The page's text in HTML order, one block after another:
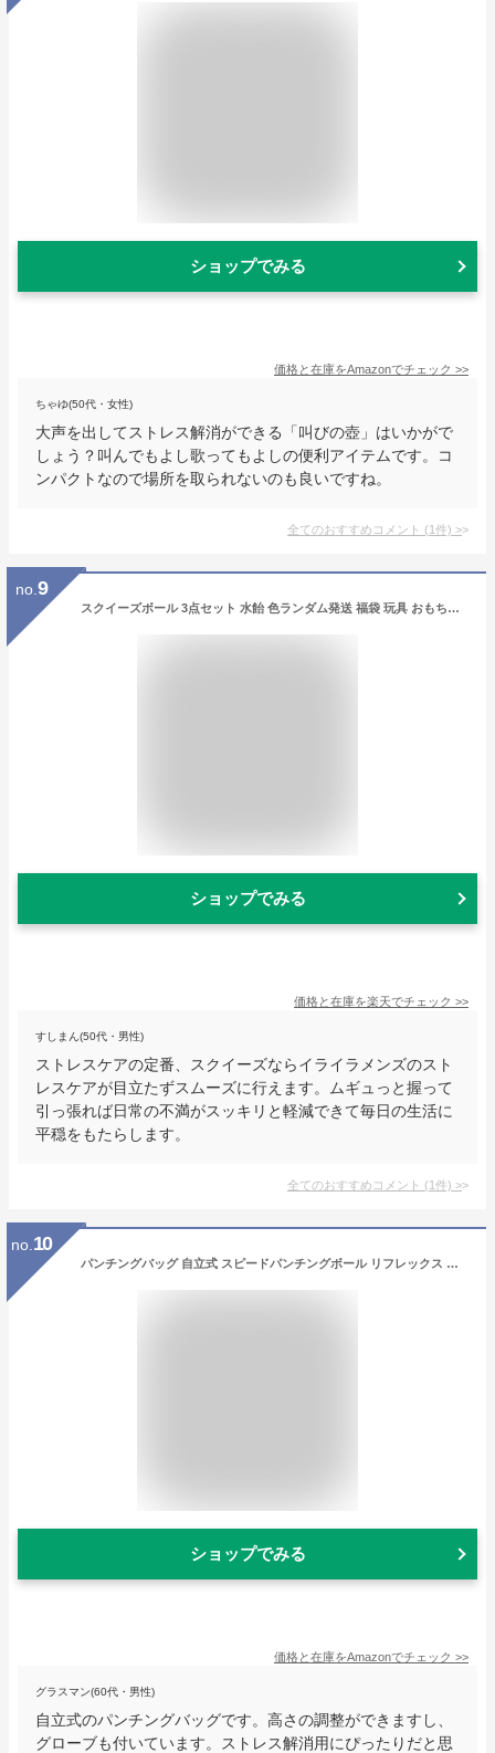
ショップでみる
価格と在庫をAmazonでチェック >>
ちゃゆ(50代・女性)
大声を出してストレス解消ができる「叫びの壺」はいかがで
しょう？叫んでもよし歌ってもよしの便利アイテムです。コ
ンパクトなので場所を取られないのも良いですね。
全てのおすすめコメント (1件) >
no. 9
スクイーズボール 3点セット 水飴 色ランダム発送 福袋 玩具 おもちゃ fidget toy ストレス解消 発散 グッズ 知育 景品 かわいい おもしろ プレゼント 殴る 握る 触感 可愛い キット ギフト 減圧 面白いデザイン 低反発 イライラ解消グッズ 子供 大人兼用 メール便送料無料
ショップでみる
価格と在庫を楽天でチェック >>
すしまん(50代・男性)
ストレスケアの定番、スクイーズならイライラメンズのスト
レスケアが目立たずスムーズに行えます。ムギュっと握って
引っ張れば日常の不満がスッキリと軽減できて毎日の生活に
平穏をもたらします。
全てのおすすめコメント (1件) >
no. 10
パンチングバッグ 自立式 スピードパンチングボール リフレックス ボクシングバッグ ボクシング スピードトレーナー 大人 子供 フィットネス トレーニング トレーニングボクシングボール 自立式 高さ調整可能 グローブ付き 吸盤付き スタンド付き (ブラック, ベース)
ショップでみる
価格と在庫をAmazonでチェック >>
グラスマン(60代・男性)
自立式のパンチングバッグです。高さの調整ができますし、
グローブも付いています。ストレス解消用にぴったりだと思